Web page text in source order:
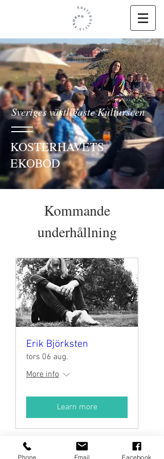
Sveriges västligaste Kulturscen
KOSTERHAVETS
EKOBOD
Kommande
underhållning
Erik Björksten
tors 06 aug.
More info
Learn more
Phone Email Facebook